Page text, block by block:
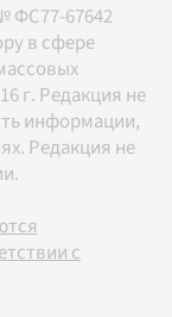
ФС77-67642
в сфере
г. Редакция не
информации,
Редакция не
с